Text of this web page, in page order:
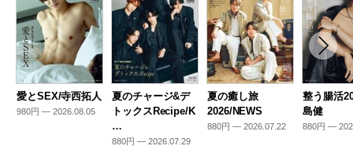
愛とSEX/寺西拓人
980円 — 2026.08.05
夏のチャージ&デ
トックスRecipe/K
…
880円 — 2026.07.29
夏の癒し旅
2026/NEWS
880円 — 2026.07.22
整う腸活
島健
880円 —